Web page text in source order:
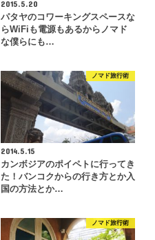
2015.5.20
パタヤのコワーキングスペースな
らWiFiも電源もあるからノマド
な僕らにも…
ノマド旅行術
2014.5.15
カンボジアのポイペトに行ってき
た！バンコクからの行き方とか入
国の方法とか…
ノマド旅行術